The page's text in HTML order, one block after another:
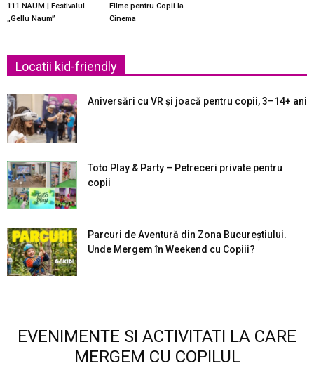
111 NAUM | Festivalul
„Gellu Naum”
Filme pentru Copii la
Cinema
Locatii kid-friendly
Aniversări cu VR și joacă pentru copii, 3–14+ ani
Toto Play & Party – Petreceri private pentru
copii
Parcuri de Aventură din Zona Bucureştiului.
Unde Mergem în Weekend cu Copiii?
EVENIMENTE SI ACTIVITATI LA CARE
MERGEM CU COPILUL